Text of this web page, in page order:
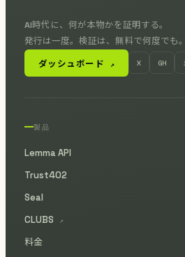
AI時代に、何が本物かを証明する。
発行は一度。検証は、無料で何度でも。
ダッシュボード ↗ X GH
製品
Lemma API
Trust402
Seal
CLUBS
↗
料金